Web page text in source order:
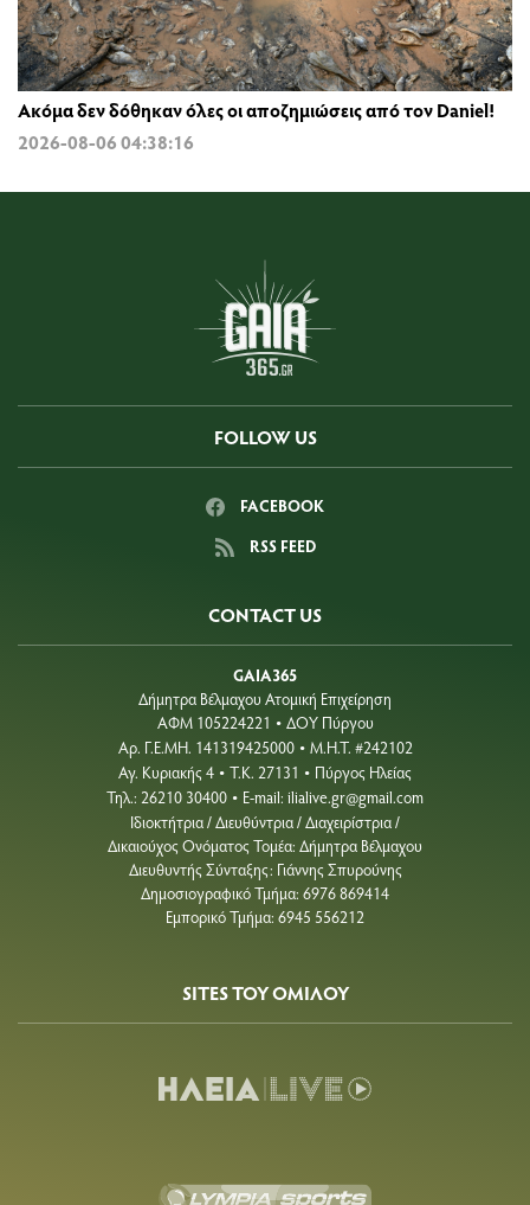
Ακόμα δεν δόθηκαν όλες οι αποζημιώσεις από τον Daniel!
2026-08-06 04:38:16
FOLLOW US
FACEBOOK
RSS FEED
CONTACT US
GAIA365
Δήμητρα Βέλμαχου Ατομική Επιχείρηση
ΑΦΜ 105224221 • ΔΟΥ Πύργου
Aρ. Γ.Ε.ΜΗ. 141319425000 • Μ.Η.Τ. #242102
Αγ. Κυριακής 4 • Τ.Κ. 27131 • Πύργος Ηλείας
Τηλ.: 26210 30400 • E-mail: ilialive.gr@gmail.com
Ιδιοκτήτρια / Διευθύντρια / Διαχειρίστρια /
Δικαιούχος Ονόματος Τομέα: Δήμητρα Βέλμαχου
Διευθυντής Σύνταξης: Γιάννης Σπυρούνης
Δημοσιογραφικό Τμήμα: 6976 869414
Εμπορικό Τμήμα: 6945 556212
SITES ΤΟΥ ΟΜΙΛΟΥ